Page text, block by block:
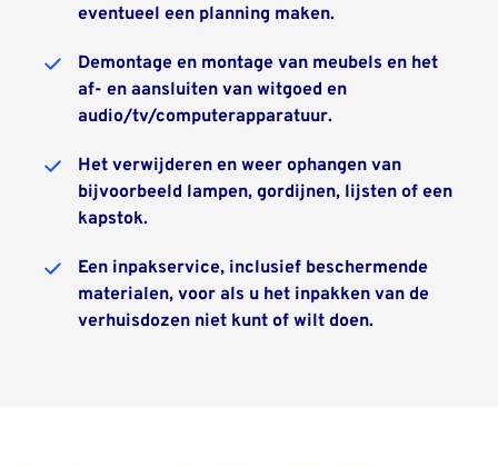
eventueel een planning maken.
Demontage en montage van meubels en het
af- en aansluiten van witgoed en
audio/tv/computerapparatuur.
Het verwijderen en weer ophangen van
bijvoorbeeld lampen, gordijnen, lijsten of een
kapstok.
Een inpakservice, inclusief beschermende
materialen, voor als u het inpakken van de
verhuisdozen niet kunt of wilt doen.